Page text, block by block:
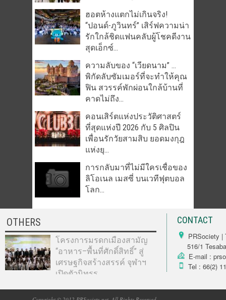
ฮอตห้างแตกไม่เกินจริง!
“ปอนด์-ภูวินทร์” เสิร์ฟความน่า
รักใกล้ชิดแฟนคลับผู้โชคดีงาน
สุดเอ็กซ์...
ความลับของ “เวียดนาม” …
พิกัดลับซัมเมอร์ที่จะทำให้คุณ
ฟิน สวรรค์พักผ่อนใกล้บ้านที่
คาดไม่ถึง...
คอนเสิร์ตแห่งประวัติศาสตร์
ที่สุดแห่งปี 2026 กับ 5 ศิลปิน
เพื่อนรักวัยสามสิบ ยอดมงกุฎ
แห่งยุ...
การกลับมาที่ไม่มีใครเชื่อของ
ลิโอเนล เมสซี่ บนเวทีฟุตบอล
โลก...
OTHERS
โครงการมรดกเมืองสามัญ
“อาหาร–พื้นที่ศักดิ์สิทธิ์” สู่
เศรษฐกิจสร้างสรรค์ จุฬาฯ
เปิดตัวนิทรร...
CONTACT
PRSociety |
516/1
E-mail :
Tel : 66(2)